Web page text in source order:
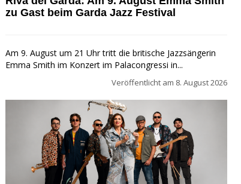
zu Gast beim Garda Jazz Festival
Am 9. August um 21 Uhr tritt die britische Jazzsängerin
Emma Smith im Konzert im Palacongressi in...
Veröffentlicht am 8. August 2026